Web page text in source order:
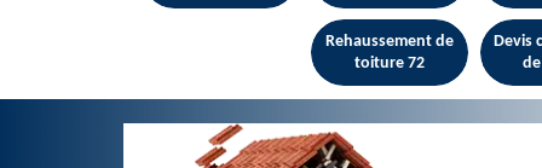
Rehaussement de
toiture 72
Devis